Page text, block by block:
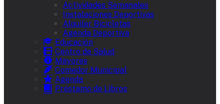
Actividades Semanales
Instalaciones Deportivas
Alquiler Bicicletas
Agenda Deportiva
Educación
Centro de Salud
Mayores
Comedor Municipal
Agenda
Préstamo de Libros